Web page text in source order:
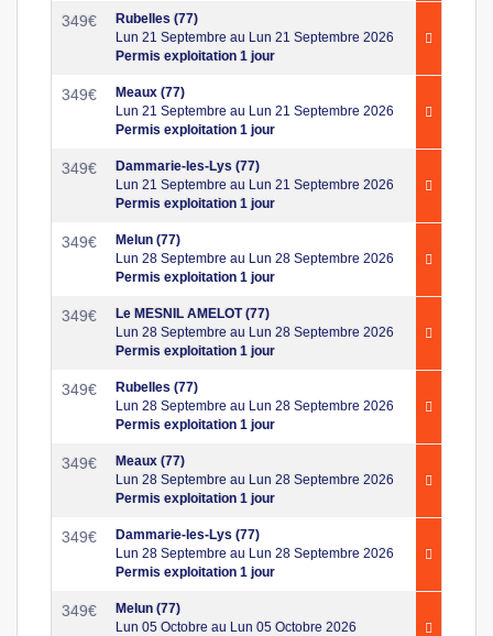
349€
Rubelles (77)
Lun 21 Septembre au Lun 21 Septembre 2026
Permis exploitation 1 jour
349€
Meaux (77)
Lun 21 Septembre au Lun 21 Septembre 2026
Permis exploitation 1 jour
349€
Dammarie-les-Lys (77)
Lun 21 Septembre au Lun 21 Septembre 2026
Permis exploitation 1 jour
349€
Melun (77)
Lun 28 Septembre au Lun 28 Septembre 2026
Permis exploitation 1 jour
349€
Le MESNIL AMELOT (77)
Lun 28 Septembre au Lun 28 Septembre 2026
Permis exploitation 1 jour
349€
Rubelles (77)
Lun 28 Septembre au Lun 28 Septembre 2026
Permis exploitation 1 jour
349€
Meaux (77)
Lun 28 Septembre au Lun 28 Septembre 2026
Permis exploitation 1 jour
349€
Dammarie-les-Lys (77)
Lun 28 Septembre au Lun 28 Septembre 2026
Permis exploitation 1 jour
349€
Melun (77)
Lun 05 Octobre au Lun 05 Octobre 2026